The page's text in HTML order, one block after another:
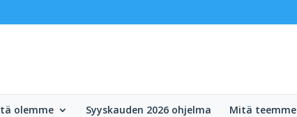
olemme Syyskauden 2026 ohjelma Mitä teemme